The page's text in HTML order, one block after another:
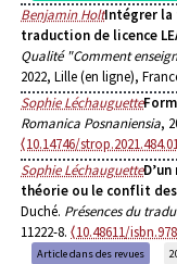
Benjamin HoltIntégrer la
traduction de licence
Qualité "Comment
2022, Lille (en ligne),
Sophie Léchauguette
Romanica Posnaniensia,
⟨10.14746/
Sophie Léchauguette
théorie ou le conflit
Duché. Présences du
11222-8. ⟨10.48611/
Article dans des revues